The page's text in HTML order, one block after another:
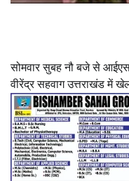
सोमवार सुबह नौ बजे से
वीरेंद्र सहवाग उत्तराखंड में